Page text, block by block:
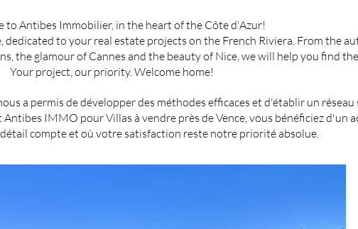
to Antibes Immobilier, in the heart of the Côte d'Azur!
to your real estate projects on the French Riviera. From the
the glamour of Cannes and the beauty of Nice, we will help you find
Your project, our priority. Welcome home!
a permis de développer des méthodes efficaces et d'établir un
IMMO pour Villas à vendre près de Vence, vous bénéficiez d'un
compte et où votre satisfaction reste notre priorité absolue.